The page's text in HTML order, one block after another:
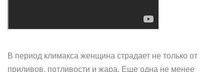
В период климакса женщина страдает не только от
приливов, потливости и жара. Еще одна не менее